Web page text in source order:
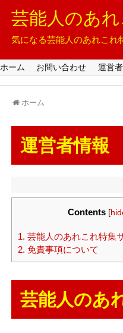
芸能人のあれ
気になる芸能人のあれこれ
ホーム お問い合わせ 運営
ホーム
運営者情報
Contents [
1. 芸能人のあれこれ特集
2. 免責事項について
芸能人のあ